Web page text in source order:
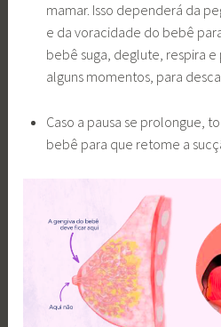
mamar. Isso dependerá da
e da voracidade do bebê
bebê suga, deglute, respira
alguns momentos, para
Caso a pausa se prolongue,
bebê para que retome a